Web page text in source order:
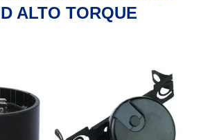
ALTO TORQUE